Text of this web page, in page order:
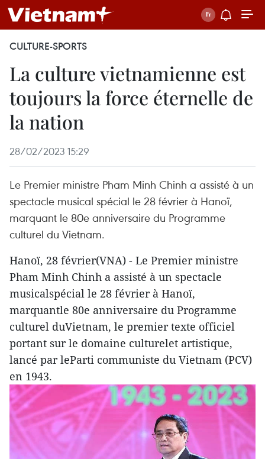
CULTURE-SPORTS
La culture vietnamienne est
toujours la force éternelle de
la nation
28/02/2023 15:29
Le Premier ministre Pham Minh Chinh a assisté à un
spectacle musical spécial le 28 février à Hanoï,
marquant le 80e anniversaire du Programme
culturel du Vietnam.
Hanoï, 28 février(VNA) - Le Premier ministre
Pham Minh Chinh a assisté à un spectacle
musicalspécial le 28 février à Hanoï,
marquantle 80e anniversaire du Programme
culturel duVietnam, le premier texte officiel
portant sur le domaine culturelet artistique,
lancé par leParti communiste du Vietnam (PCV)
en 1943.